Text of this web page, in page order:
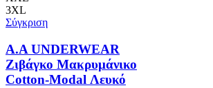
επιλεγούν
σελίδα
του
προϊόντος
3XL
Σύγκριση
Α.A UNDERWEAR
Ζιβάγκο Μακρυμάνικο
Cotton-Modal Λευκό